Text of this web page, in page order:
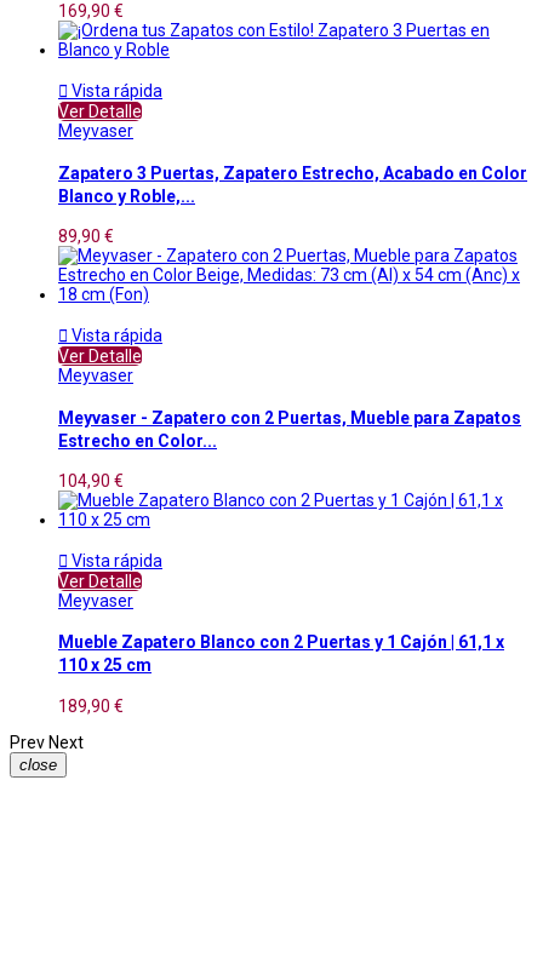
169,90 €
 Vista rápida
Ver Detalle
Meyvaser
Zapatero 3 Puertas, Zapatero Estrecho, Acabado en Color
Blanco y Roble,...
89,90 €
 Vista rápida
Ver Detalle
Meyvaser
Meyvaser - Zapatero con 2 Puertas, Mueble para Zapatos
Estrecho en Color...
104,90 €
 Vista rápida
Ver Detalle
Meyvaser
Mueble Zapatero Blanco con 2 Puertas y 1 Cajón | 61,1 x
110 x 25 cm
189,90 €
Prev Next
close